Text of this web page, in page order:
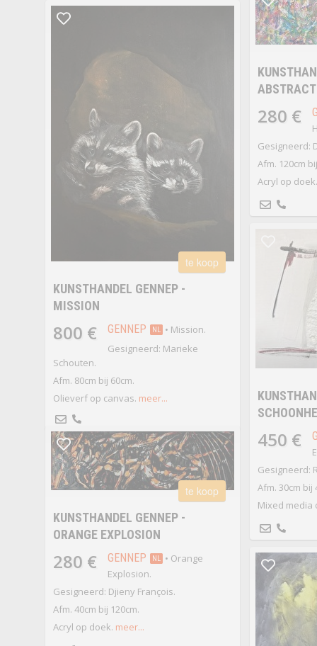
280 €
Gesigneerd:
Afm. 120cm
Acryl op doek.
te koop
KUNSTHANDEL GENNEP -
MISSION
800 € GENNEP NL • Mission.
Gesigneerd: Marieke
Schouten.
Afm. 80cm bij 60cm.
Olieverf op canvas. meer...
450 €
Gesigneerd:
Afm. 30cm bij
Mixed media
te koop
KUNSTHANDEL GENNEP -
ORANGE EXPLOSION
280 € GENNEP NL • Orange
Explosion.
Gesigneerd: Djieny François.
Afm. 40cm bij 120cm.
Acryl op doek. meer...